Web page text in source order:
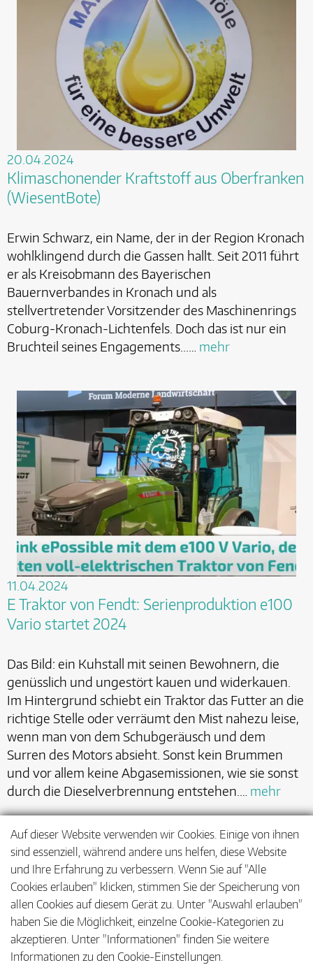
20.04.2024
Klimaschonender Kraftstoff aus Oberfranken
(WiesentBote)
Erwin Schwarz, ein Name, der in der Region Kronach
wohlklingend durch die Gassen hallt. Seit 2011 führt
er als Kreisobmann des Bayerischen
Bauernverbandes in Kronach und als
stellvertretender Vorsitzender des Maschinenrings
Coburg-Kronach-Lichtenfels. Doch das ist nur ein
Bruchteil seines Engagements...… mehr
11.04.2024
E Traktor von Fendt: Serienproduktion e100
Vario startet 2024
Das Bild: ein Kuhstall mit seinen Bewohnern, die
genüsslich und ungestört kauen und widerkauen.
Im Hintergrund schiebt ein Traktor das Futter an die
richtige Stelle oder verräumt den Mist nahezu leise,
wenn man von dem Schubgeräusch und dem
Surren des Motors absieht. Sonst kein Brummen
und vor allem keine Abgasemissionen, wie sie sonst
durch die Dieselverbrennung entstehen.… mehr
< …
>
Auf dieser Website verwenden wir Cookies. Einige von ihnen
sind essenziell, während andere uns helfen, diese Website
und Ihre Erfahrung zu verbessern. Wenn Sie auf "Alle
Cookies erlauben" klicken, stimmen Sie der Speicherung von
allen Cookies auf diesem Gerät zu. Unter "Auswahl erlauben"
haben Sie die Möglichkeit, einzelne Cookie-Kategorien zu
akzeptieren. Unter "Informationen" finden Sie weitere
Informationen zu den Cookie-Einstellungen.